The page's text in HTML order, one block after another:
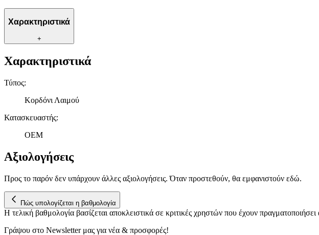
Χαρακτηριστικά
+
Χαρακτηριστικά
Τύπος:
Κορδόνι Λαιμού
Κατασκευαστής:
OEM
Αξιολογήσεις
Προς το παρόν δεν υπάρχουν άλλες αξιολογήσεις. Όταν προστεθούν, θα εμφανιστούν εδώ.
Πώς υπολογίζεται η βαθμολογία
Η τελική βαθμολογία βασίζεται αποκλειστικά σε κριτικές χρηστών που έχουν
Γράψου στο Νewsletter μας για νέα & προσφορές!